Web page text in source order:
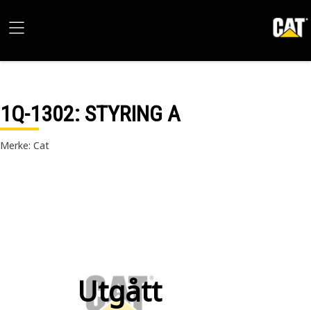
1Q-1302: STYRING A
Merke: Cat
Utgått